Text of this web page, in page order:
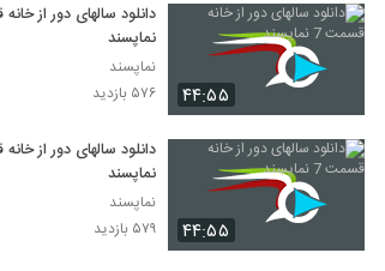
۴۴:۵۵
نماپسند
نماپسند
۵۷۶ بازدید
۴۴:۵۵
نماپسند
نماپسند
۵۷۹ بازدید